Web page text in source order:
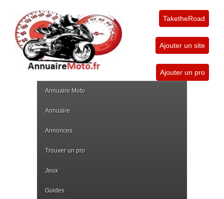
TaketheRoad
Ajouter un site
Ajouter un pro
Annuaire Moto
Annuaire
Annonces
Trouver un pro
Jeux
Guides